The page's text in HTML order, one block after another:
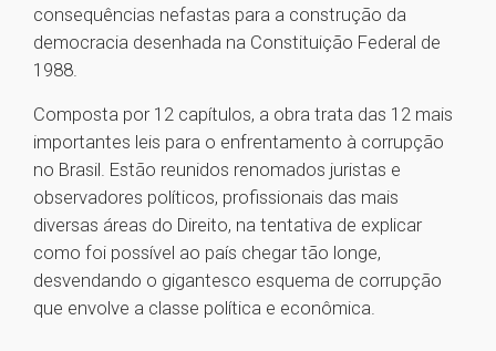
consequências nefastas para a construção da
democracia desenhada na Constituição Federal de
1988.
Composta por 12 capítulos, a obra trata das 12 mais
importantes leis para o enfrentamento à corrupção
no Brasil. Estão reunidos renomados juristas e
observadores políticos, profissionais das mais
diversas áreas do Direito, na tentativa de explicar
como foi possível ao país chegar tão longe,
desvendando o gigantesco esquema de corrupção
que envolve a classe política e econômica.